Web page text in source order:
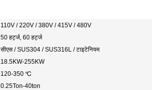
110V / 220V / 380V / 415V / 480V
50 हर्ट्ज, 60 हर्ट्ज
सीएस / SUS304 / SUS316L / टाइटेनियम
18.5KW-255KW
120-350 ℃
0.25Ton-40ton